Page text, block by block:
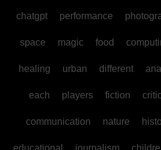
chatgpt performance
space magic food
healing urban different
each players fiction
communication nature
educational journalism